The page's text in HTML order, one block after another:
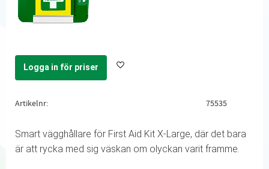
Logga in för priser Lägg till i favoriter
Artikelnr 75535
Smart vägghållare för First Aid Kit X-Large, där det bara
är att rycka med sig väskan om olyckan varit framme.